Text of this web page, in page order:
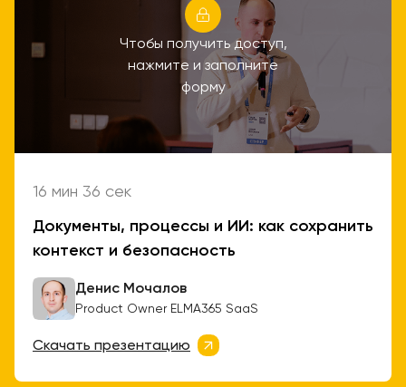
Чтобы получить доступ,
нажмите и заполните
форму
16 мин 36 сек
Документы, процессы и ИИ: как сохранить
контекст и безопасность
Денис Мочалов
Product Owner ELMA365 SaaS
Скачать презентацию